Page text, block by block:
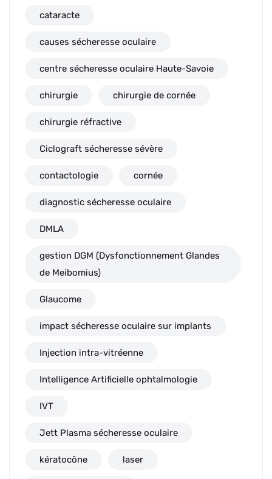
cataracte
causes sécheresse oculaire
centre sécheresse oculaire Haute-Savoie
chirurgie chirurgie de cornée
chirurgie réfractive
Ciclograft sécheresse sévère
contactologie cornée
diagnostic sécheresse oculaire
DMLA
gestion DGM (Dysfonctionnement Glandes
de Meibomius)
Glaucome
impact sécheresse oculaire sur implants
Injection intra-vitréenne
Intelligence Artificielle ophtalmologie
IVT
Jett Plasma sécheresse oculaire
kératocône laser